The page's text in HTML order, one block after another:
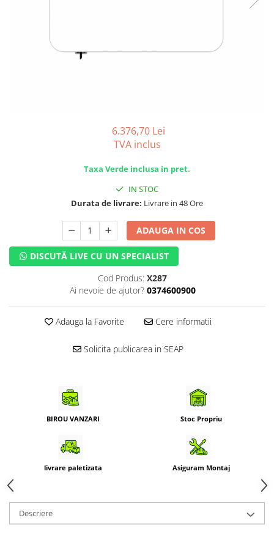
SIGURANTE SI PROTECTII
6.376,70 Lei
TVA inclus
Taxa Verde inclusa in pret.
IN STOC
Durata de livrare: Livrare in 48 Ore
ADAUGA IN COS
DISCUTĂ LIVE CU UN SPECIALIST
Cod Produs: X287
Ai nevoie de ajutor? 0374600900
Adauga la Favorite Cere informatii
Solicita publicarea in SEAP
BIROU VANZARI Stoc Propriu
livrare paletizata Asiguram Montaj
Descriere